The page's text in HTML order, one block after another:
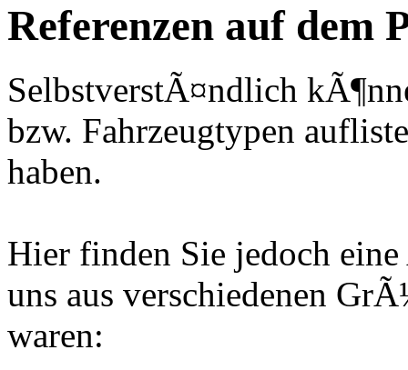
Referenzen auf dem
SelbstverstÃ¤ndlich
bzw. Fahrzeugtypen
haben.
Hier finden Sie jedoch
uns aus verschiedenen
waren: